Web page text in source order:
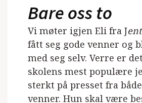
Bare oss to
Vi møter igjen Eli fra J
fått seg gode venner og
med seg selv. Verre er
skolens mest populære
sterkt på presset fra
venner. Hun skal være